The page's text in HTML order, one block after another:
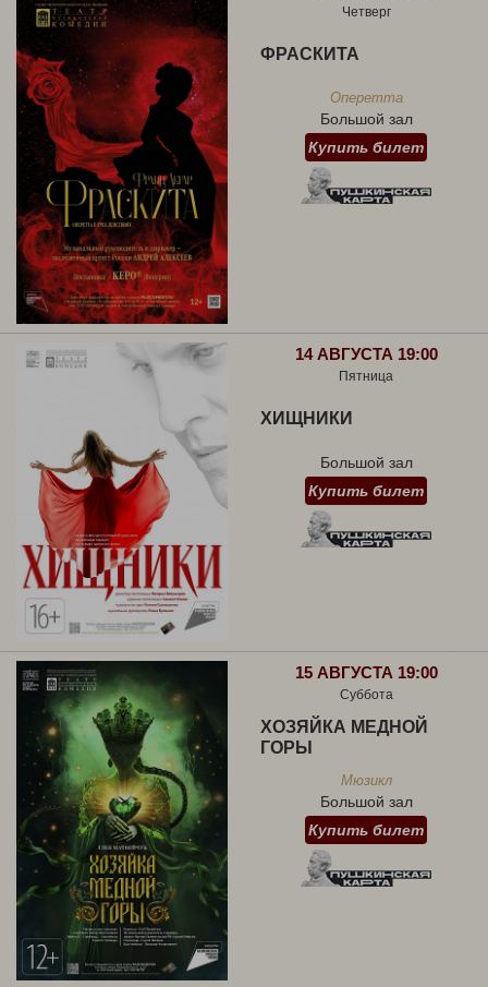
Четверг
ФРАСКИТА
Оперетта
Большой зал
Купить билет
14 АВГУСТА 19:00
Пятница
ХИЩНИКИ
Большой зал
Купить билет
15 АВГУСТА 19:00
Суббота
ХОЗЯЙКА МЕДНОЙ
ГОРЫ
Мюзикл
Большой зал
Купить билет